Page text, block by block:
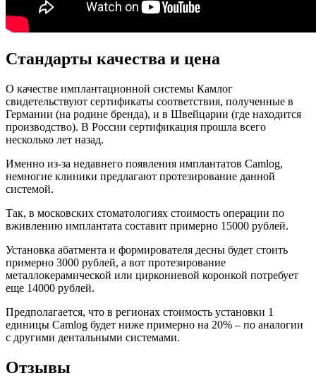
Стандарты качества и цена
О качестве имплантационной системы Камлог
свидетельствуют сертификаты соответствия, полученные в
Германии (на родине бренда), и в Швейцарии (где находится
производство). В России сертификация прошла всего
несколько лет назад.
Именно из-за недавнего появления имплантатов Camlog,
немногие клиники предлагают протезирование данной
системой.
Так, в московских стоматологиях стоимость операции по
вживлению имплантата составит примерно 15000 рублей.
Установка абатмента и формирователя десны будет стоить
примерно 3000 рублей, а вот протезирование
металлокерамической или циркониевой коронкой потребует
еще 14000 рублей.
Предполагается, что в регионах стоимость установки 1
единицы Camlog будет ниже примерно на 20% – по аналогии
с другими дентальными системами.
Отзывы